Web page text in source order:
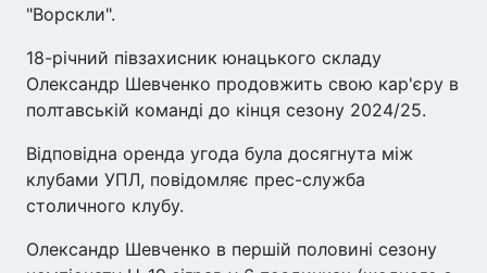
"Ворскли".
18-річний півзахисник юнацького складу
Олександр Шевченко продовжить свою кар'єру в
полтавській команді до кінця сезону 2024/25.
Відповідна оренда угода була досягнута між
клубами УПЛ, повідомляє прес-служба
столичного клубу.
Олександр Шевченко в першій половині сезону